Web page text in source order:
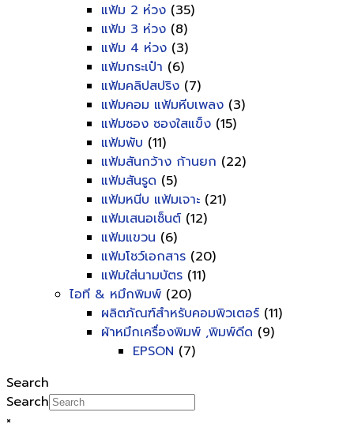
แฟ้ม 2 ห่วง (35)
แฟ้ม 3 ห่วง (8)
แฟ้ม 4 ห่วง (3)
แฟ้มกระเป๋า (6)
แฟ้มคลิปสปริง (7)
แฟ้มคอม แฟ้มหีบเพลง (3)
แฟ้มซอง ซองใสแข็ง (15)
แฟ้มพับ (11)
แฟ้มสันกว้าง ก้านยก (22)
แฟ้มสันรูด (5)
แฟ้มหนีบ แฟ้มเจาะ (21)
แฟ้มเสนอเซ็นต์ (12)
แฟ้มแขวน (6)
แฟ้มโชว์เอกสาร (20)
แฟ้มใส่นามบัตร (11)
ไอที & หมึกพิมพ์ (20)
ผลิตภัณฑ์สำหรับคอมพิวเตอร์ (11)
ผ้าหมึกเครื่องพิมพ์ ,พิมพ์ดีด (9)
EPSON (7)
Search
Search
×